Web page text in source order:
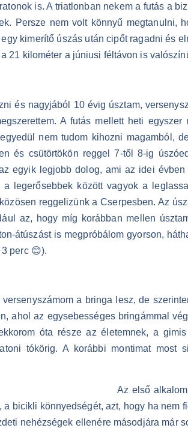
is. A triatlonban nekem a futás a
Persze nem volt könnyű megtanulni,
kimerítő úszás után cipőt ragadni és
21 kilométer a júniusi féltávon is
és nagyjából 10 évig úsztam,
A futás mellett heti
nem tudom kihozni magamból,
és csütörtökön reggel 7-től 8-ig
egyik legjobb dolog, ami az idei
legerősebbek között vagyok a
reggelizünk a Cserpesben. Az
az, hogy míg korábban mellen
átúszást is megpróbálom gyorson,
perc 😊).
a bringa lesz, de
ahol az egysebességes bringámmal
óta része az életemnek, a
tókörig. A korábbi montimat most
Az első
a bicikli könnyedségét, azt, hogy ha
nehézségek ellenére másodjára már